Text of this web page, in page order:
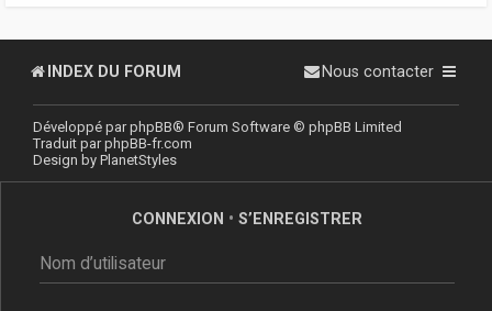
INDEX DU FORUM Nous contacter
Développé parphpBB® Forum Software © phpBB Limited
Traduit parphpBB-fr.com
Design by PlanetStyles
CONNEXION • S’ENREGISTRER